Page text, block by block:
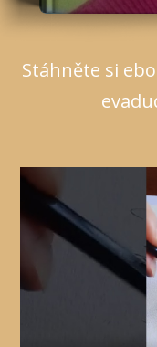
Stáhněte si
Video
přehrávač